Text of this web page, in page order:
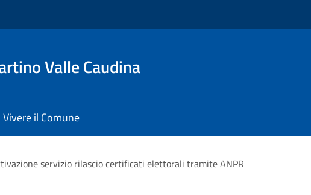
Valle Caudina
Vivere il Comune
servizio rilascio certificati elettorali tramite ANPR